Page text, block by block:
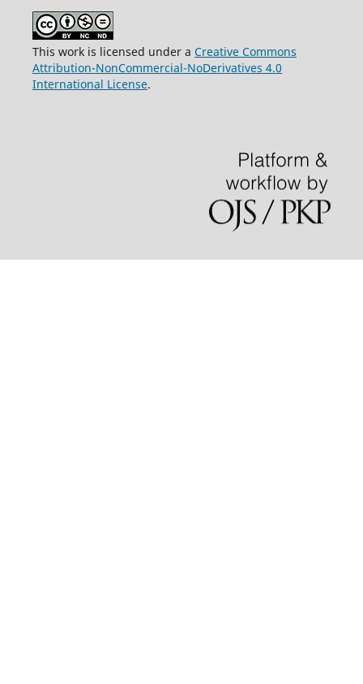
This work is licensed under a Creative Commons
Attribution-NonCommercial-NoDerivatives 4.0
International License.